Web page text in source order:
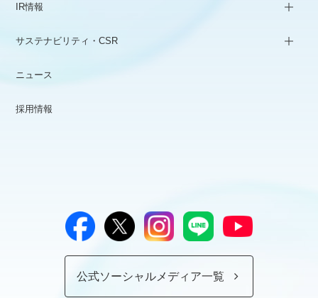
IR情報
サステナビリティ・CSR
ニュース
採用情報
公式ソーシャルメディア一覧